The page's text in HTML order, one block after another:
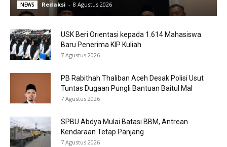
NEWS Redaksi - 8 Agustus 2026
USK Beri Orientasi kepada 1.614 Mahasiswa
Baru Penerima KIP Kuliah
7 Agustus 2026
PB Rabithah Thaliban Aceh Desak Polisi Usut
Tuntas Dugaan Pungli Bantuan Baitul Mal
7 Agustus 2026
SPBU Abdya Mulai Batasi BBM, Antrean
Kendaraan Tetap Panjang
7 Agustus 2026